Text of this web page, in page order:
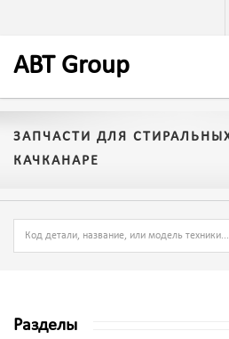
ABT Group
ЗАПЧАСТИ ДЛЯ
КАЧКАНАРЕ
Разделы